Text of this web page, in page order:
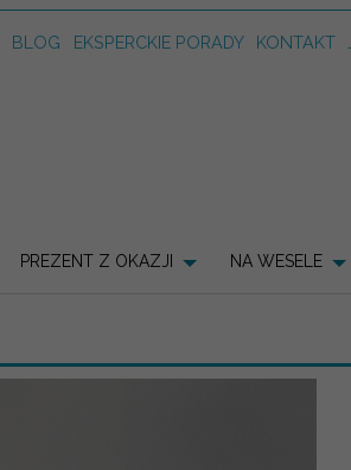
BLOG EKSPERCKIE PORADY KONTAKT
PREZENT Z OKAZJI NA WESELE